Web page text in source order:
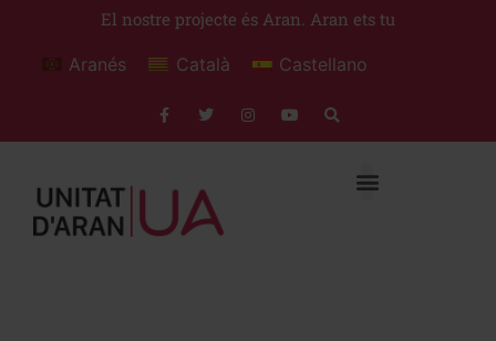
El nostre projecte és Aran. Aran ets tu
Aranés Català Castellano